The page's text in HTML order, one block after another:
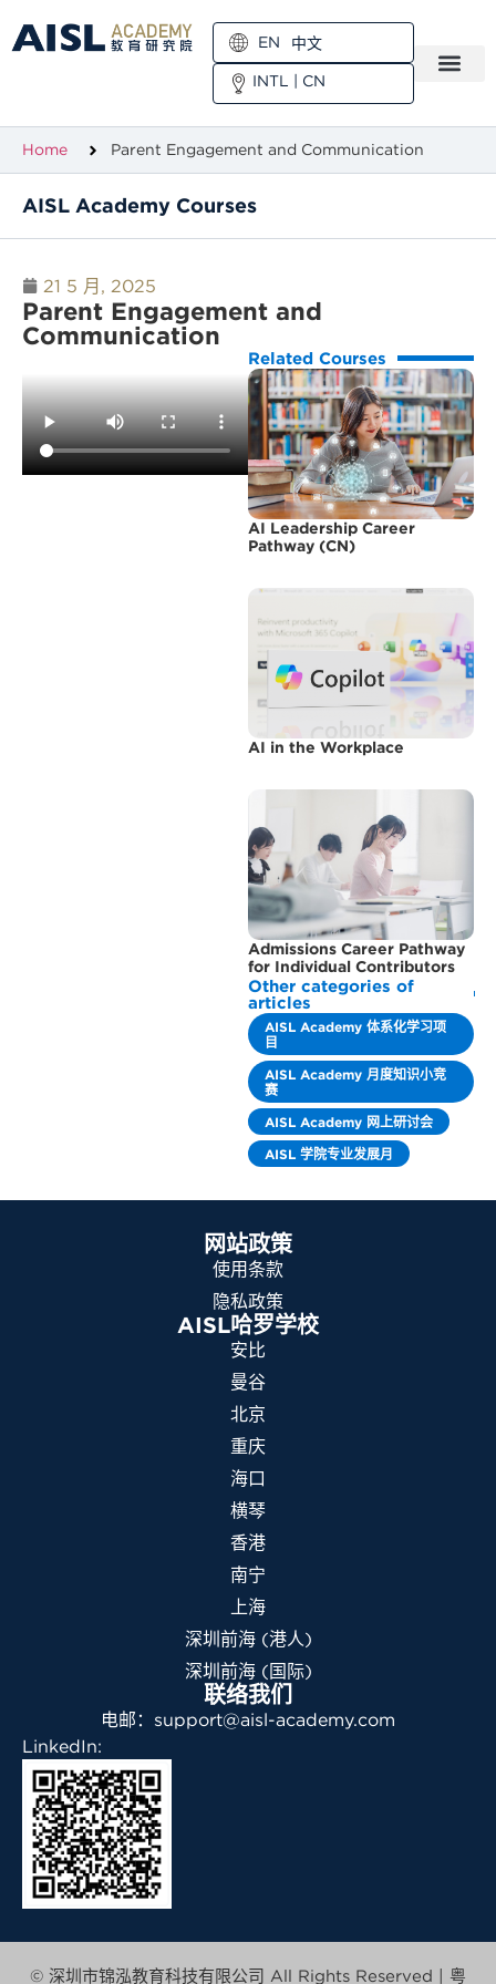
EN
中文
INTL | CN
Home Parent Engagement and Communication
AISL Academy Courses
21 5 月, 2025
Parent Engagement and
Communication
Related Courses
AI Leadership Career
Pathway (CN)
AI in the Workplace
Admissions Career Pathway
for Individual Contributors
Other categories of
articles
AISL Academy 体系化学习项
目
AISL Academy 月度知识小竞
赛
AISL Academy 网上研讨会
AISL 学院专业发展月
网站政策
使用条款
隐私政策
AISL哈罗学校
安比
曼谷
北京
重庆
海口
横琴
香港
南宁
上海
深圳前海 (港人)
深圳前海 (国际)
联络我们
电邮：support@aisl-academy.com
LinkedIn:
© 深圳市锦泓教育科技有限公司 All Rights Reserved | 粤